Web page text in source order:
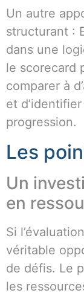
Un autre
structurant :
dans une
le scorecard
comparer à
et
progression.
Les
Un
en
Si
véritable
de défis. Le
les